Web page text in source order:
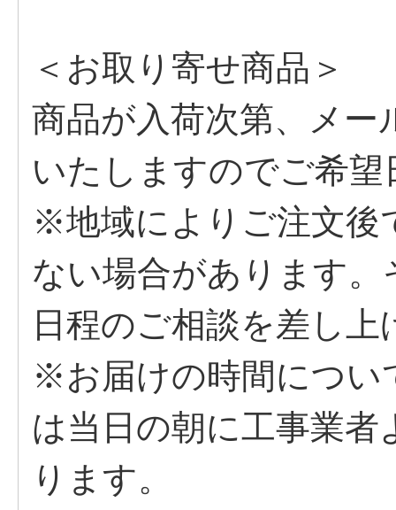
＜お取り寄せ商品＞
商品が入荷次第、メー
いたしますのでご希
※地域によりご注文後
ない場合があります
日程のご相談を差し上
※お届けの時間につい
は当日の朝に工事業
ります。